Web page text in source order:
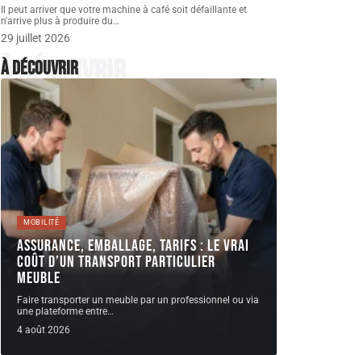
Il peut arriver que votre machine à café soit défaillante et
n'arrive plus à produire du…
29 juillet 2026
À découvrir
À découvrir
MOBILITÉ
Assurance, emballage, tarifs : le vrai
coût d’un Transport Particulier
meuble
Faire transporter un meuble par un professionnel ou via
une plateforme entre…
4 août 2026